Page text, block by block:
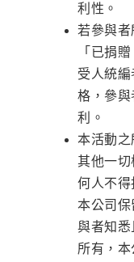
利性。
若參與者
「已捐
受人統
格，參與
利。
本活動
其他一
何人不得
本公司
與者知悉
所有，本